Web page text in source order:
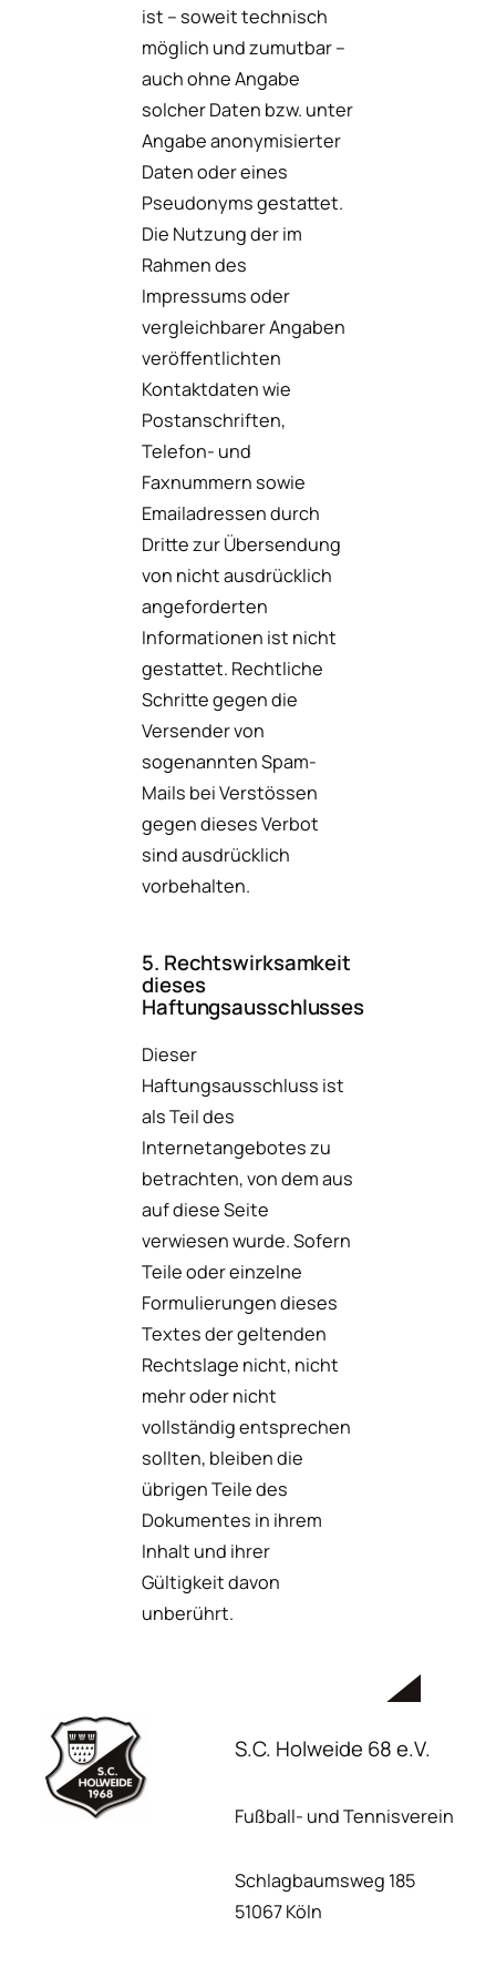
ist – soweit technisch
möglich und zumutbar –
auch ohne Angabe
solcher Daten bzw. unter
Angabe anonymisierter
Daten oder eines
Pseudonyms gestattet.
Die Nutzung der im
Rahmen des
Impressums oder
vergleichbarer Angaben
veröffentlichten
Kontaktdaten wie
Postanschriften,
Telefon- und
Faxnummern sowie
Emailadressen durch
Dritte zur Übersendung
von nicht ausdrücklich
angeforderten
Informationen ist nicht
gestattet. Rechtliche
Schritte gegen die
Versender von
sogenannten Spam-
Mails bei Verstössen
gegen dieses Verbot
sind ausdrücklich
vorbehalten.
5. Rechtswirksamkeit
dieses
Haftungsausschlusses
Dieser
Haftungsausschluss ist
als Teil des
Internetangebotes zu
betrachten, von dem aus
auf diese Seite
verwiesen wurde. Sofern
Teile oder einzelne
Formulierungen dieses
Textes der geltenden
Rechtslage nicht, nicht
mehr oder nicht
vollständig entsprechen
sollten, bleiben die
übrigen Teile des
Dokumentes in ihrem
Inhalt und ihrer
Gültigkeit davon
unberührt.
S.C. Holweide 68 e.V.
Fußball- und Tennisverein
Schlagbaumsweg 185
51067 Köln